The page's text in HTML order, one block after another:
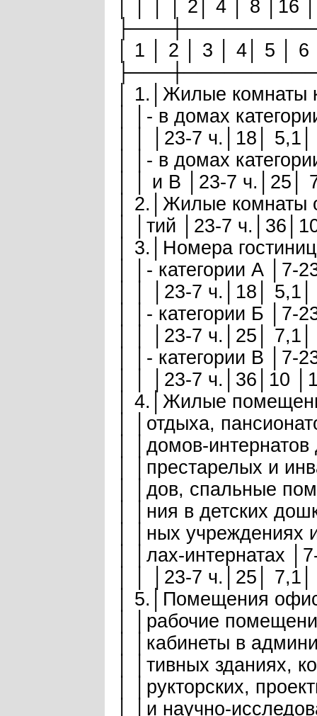
│ │ │ │ 2│ 4 │ 8 │16
│ 1 │ 2 │ 3 │ 4│ 5 │
│ 1.│Жилые
│ │- в домах
│ │ │23-7 ч.│18│
│ │- в домах
│ │ и В │23-7 ч.│25│
│ 2.│Жилые
│ │тий │23-7
│ 3.│Номера
│ │- категории А
│ │ │23-7 ч.│18│
│ │- категории Б
│ │ │23-7 ч.│25│
│ │- категории В
│ │ │23-7 ч.│36│10
│ 4.│Жилые
│ │отдыха,
│ │домов-
│ │престарелых и
│ │дов, спальные
│ │ния в детских
│ │ных
│ │лах-интернатах
│ │ │23-7 ч.│25│
│ 5.│Помещения
│ │рабочие
│ │кабинеты в
│ │тивных зданиях,
│ │рукторских,
│ │и научно-